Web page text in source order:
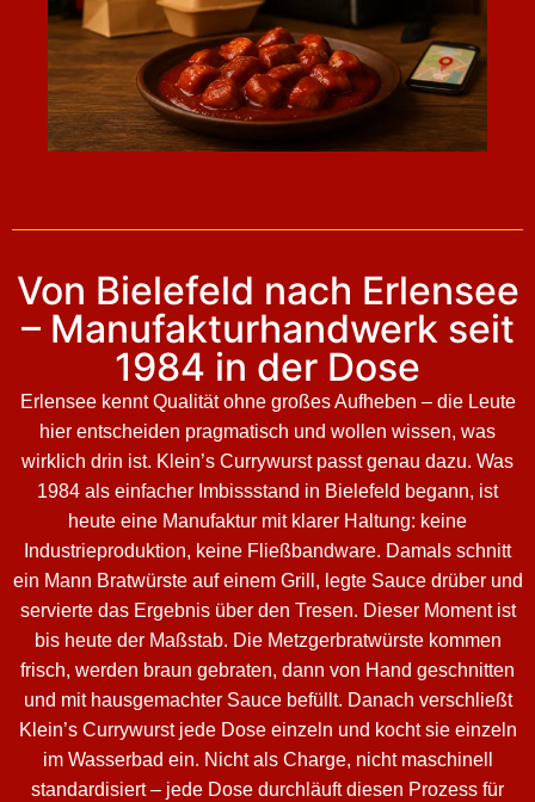
Von Bielefeld nach Erlensee
– Manufakturhandwerk seit
1984 in der Dose
Erlensee kennt Qualität ohne großes Aufheben – die Leute
hier entscheiden pragmatisch und wollen wissen, was
wirklich drin ist. Klein’s Currywurst passt genau dazu. Was
1984 als einfacher Imbissstand in Bielefeld begann, ist
heute eine Manufaktur mit klarer Haltung: keine
Industrieproduktion, keine Fließbandware. Damals schnitt
ein Mann Bratwürste auf einem Grill, legte Sauce drüber und
servierte das Ergebnis über den Tresen. Dieser Moment ist
bis heute der Maßstab. Die Metzgerbratwürste kommen
frisch, werden braun gebraten, dann von Hand geschnitten
und mit hausgemachter Sauce befüllt. Danach verschließt
Klein’s Currywurst jede Dose einzeln und kocht sie einzeln
im Wasserbad ein. Nicht als Charge, nicht maschinell
standardisiert – jede Dose durchläuft diesen Prozess für